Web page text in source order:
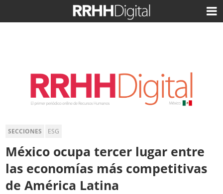
SECCIONES ESG
México ocupa tercer lugar entre
las economías más competitivas
de América Latina